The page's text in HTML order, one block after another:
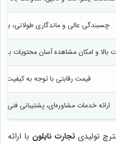
چسبندگی عالی و ماندگاری طولانی،
بالا و امکان مشاهده آسان محتویات
قیمت رقابتی با توجه به کیفیت
ارائه خدمات مشاوره‌ای، پشتیبانی فنی
تولیدی تجارت نایلون با ارائه